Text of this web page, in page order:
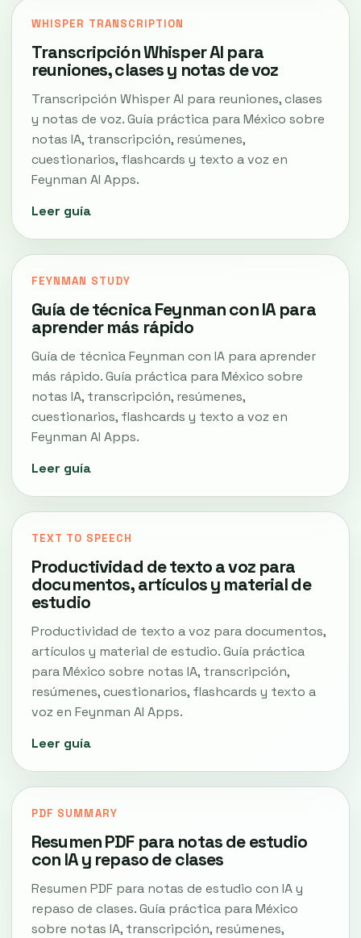
WHISPER TRANSCRIPTION
Transcripción Whisper AI para
reuniones, clases y notas de voz
Transcripción Whisper AI para reuniones, clases
y notas de voz. Guía práctica para México sobre
notas IA, transcripción, resúmenes,
cuestionarios, flashcards y texto a voz en
Feynman AI Apps.
Leer guía
FEYNMAN STUDY
Guía de técnica Feynman con IA para
aprender más rápido
Guía de técnica Feynman con IA para aprender
más rápido. Guía práctica para México sobre
notas IA, transcripción, resúmenes,
cuestionarios, flashcards y texto a voz en
Feynman AI Apps.
Leer guía
TEXT TO SPEECH
Productividad de texto a voz para
documentos, artículos y material de
estudio
Productividad de texto a voz para documentos,
artículos y material de estudio. Guía práctica
para México sobre notas IA, transcripción,
resúmenes, cuestionarios, flashcards y texto a
voz en Feynman AI Apps.
Leer guía
PDF SUMMARY
Resumen PDF para notas de estudio
con IA y repaso de clases
Resumen PDF para notas de estudio con IA y
repaso de clases. Guía práctica para México
sobre notas IA, transcripción, resúmenes,